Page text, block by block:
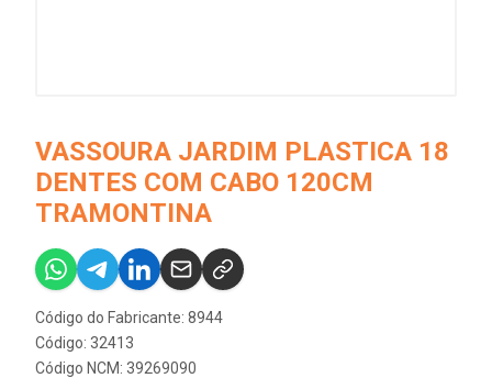
VASSOURA JARDIM PLASTICA 18
DENTES COM CABO 120CM
TRAMONTINA
Código do Fabricante: 8944
Código: 32413
Código NCM: 39269090